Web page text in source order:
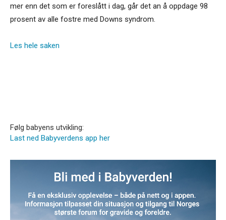
mer enn det som er foreslått i dag, går det an å oppdage 98
prosent av alle fostre med Downs syndrom.
Les hele saken
Følg babyens utvikling:
Last ned Babyverdens app her